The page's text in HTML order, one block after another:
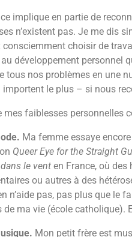
implique en partie de
n’existent pas. Je me dis
consciemment choisir de
développement personnel
tous nos problèmes en une
importent le plus – si nous
mes faiblesses personnelles
Ma femme essaye
Queer Eye for the Straight
le vent en France, où
ou autres à des
n’aide pas, pas plus que le
de ma vie (école catholique).
Mon petit frère est